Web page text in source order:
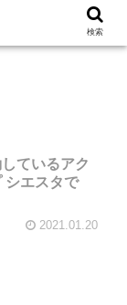
ているアク
シエスタで
2021.01.20
検索